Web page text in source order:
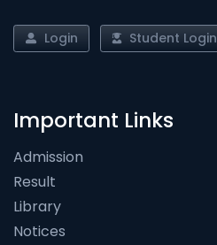
Login Student Login
Important Links
Admission
Result
Library
Notices